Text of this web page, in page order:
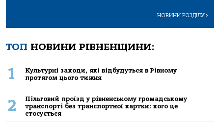
НОВИНИ РОЗДІЛУ>
ТОП НОВИНИ РІВНЕНЩИНИ:
1
Культурні заходи, які відбудуться в Рівному
протягом цього тижня
2
Пільговий проїзд у рівненському громадському
транспорті без транспортної картки: кого це
стосується